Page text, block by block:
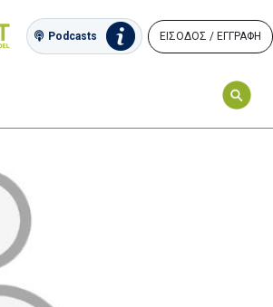
Podcasts ΕΙΣΟΔΟΣ / ΕΓΓΡΑΦΗ